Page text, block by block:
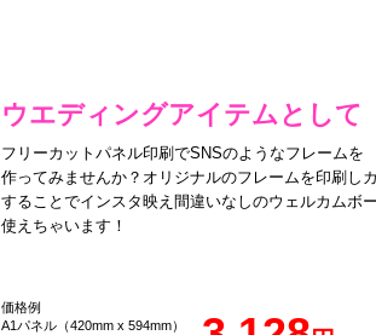
ウエディングアイテムとして
フリーカットパネル印刷でSNSのようなフレームを
作ってみませんか？オリジナルのフレームを印刷し
することでインスタ映え間違いなしのウェルカムボ
使えちゃいます！
価格例
A1パネル（420mm x 594mm）